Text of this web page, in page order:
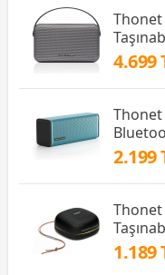
Thonet
4.699
Thonet
2.199
Thonet
1.189